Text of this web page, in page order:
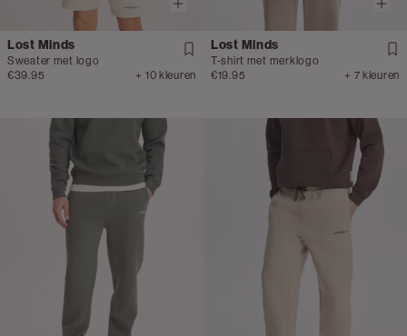
Lost Minds
Sweater met logo
€39.95
+ 10 kleuren
Lost Minds
T-shirt met merklogo
€19.95
+ 7 kleuren